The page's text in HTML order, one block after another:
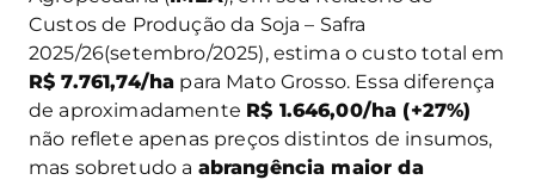
Custos de Produção da Soja – Safra
2025/26(setembro/2025), estima o custo total em
R$ 7.761,74/ha para Mato Grosso. Essa diferença
de aproximadamente R$ 1.646,00/ha (+27%)
não reflete apenas preços distintos de insumos,
mas sobretudo a abrangência maior da